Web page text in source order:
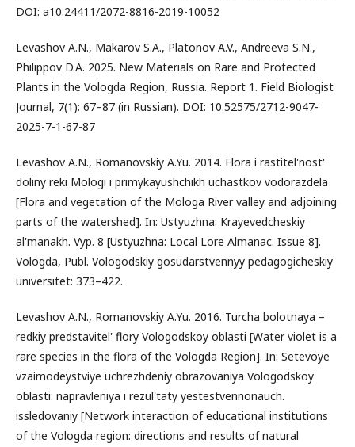
DOI: а10.24411/2072-8816-2019-10052
Levashov A.N., Makarov S.A., Platonov A.V., Andreeva S.N.,
Philippov D.A. 2025. New Materials on Rare and Protected
Plants in the Vologda Region, Russia. Report 1. Field Biologist
Journal, 7(1): 67–87 (in Russian). DOI: 10.52575/2712-9047-
2025-7-1-67-87
Levashov A.N., Romanovskiy A.Yu. 2014. Flora i rastitel'nost'
doliny reki Mologi i primykayushchikh uchastkov vodorazdela
[Flora and vegetation of the Mologa River valley and adjoining
parts of the watershed]. In: Ustyuzhna: Krayevedcheskiy
al'manakh. Vyp. 8 [Ustyuzhna: Local Lore Almanac. Issue 8].
Vologda, Publ. Vologodskiy gosudarstvennyy pedagogicheskiy
universitet: 373–422.
Levashov A.N., Romanovskiy A.Yu. 2016. Turcha bolotnaya –
redkiy predstavitel' flory Vologodskoy oblasti [Water violet is a
rare species in the flora of the Vologda Region]. In: Setevoye
vzaimodeystviye uchrezhdeniy obrazovaniya Vologodskoy
oblasti: napravleniya i rezul'taty yestestvennonauch.
issledovaniy [Network interaction of educational institutions
of the Vologda region: directions and results of natural